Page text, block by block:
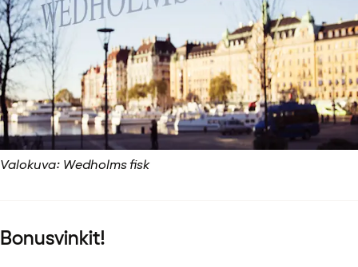
Valokuva: Wedholms fisk
Bonusvinkit!